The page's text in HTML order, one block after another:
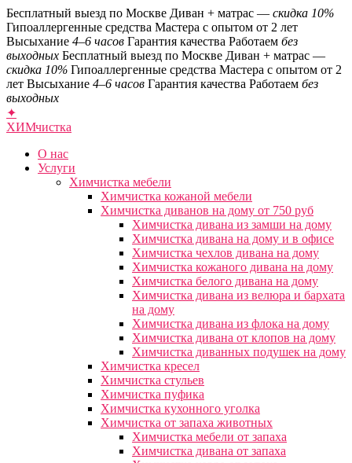
Бесплатный выезд по Москве Диван + матрас — скидка 10%
Гипоаллергенные средства Мастера с опытом от 2 лет
Высыхание 4–6 часов Гарантия качества Работаем без
выходных Бесплатный выезд по Москве Диван + матрас —
скидка 10% Гипоаллергенные средства Мастера с опытом от 2
лет Высыхание 4–6 часов Гарантия качества Работаем без
выходных
✦
ХИМчистка
О нас
Услуги
Химчистка мебели
Химчистка кожаной мебели
Химчистка диванов на дому от 750 руб
Химчистка дивана из замши на дому
Химчистка дивана на дому и в офисе
Химчистка чехлов дивана на дому
Химчистка кожаного дивана на дому
Химчистка белого дивана на дому
Химчистка дивана из велюра и бархата
на дому
Химчистка дивана из флока на дому
Химчистка дивана от клопов на дому
Химчистка диванных подушек на дому
Химчистка кресел
Химчистка стульев
Химчистка пуфика
Химчистка кухонного уголка
Химчистка от запаха животных
Химчистка мебели от запаха
Химчистка дивана от запаха